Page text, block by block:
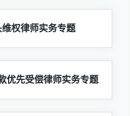
权律师实务专题
优先受偿律师实务专题